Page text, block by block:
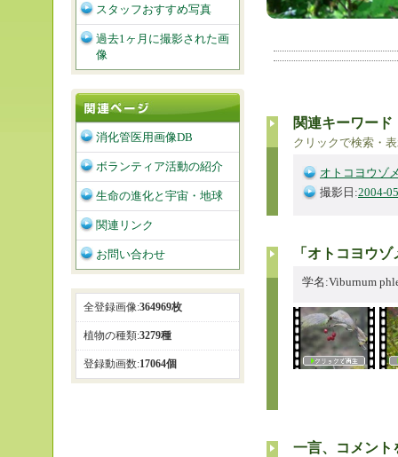
関連キーワード
クリックで検索・
オトコヨウゾ
撮影日:2004-
「オトコヨウ
学名:Viburnum
一言、コメント
スタッフおすすめ写真
過去1ヶ月に撮影された画
像
消化管医用画像DB
ボランティア活動の紹介
生命の進化と宇宙・地球
関連リンク
お問い合わせ
全登録画像:364969枚
植物の種類:3279種
登録動画数:17064個